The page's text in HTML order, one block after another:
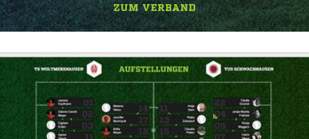
ZUM VERBAND